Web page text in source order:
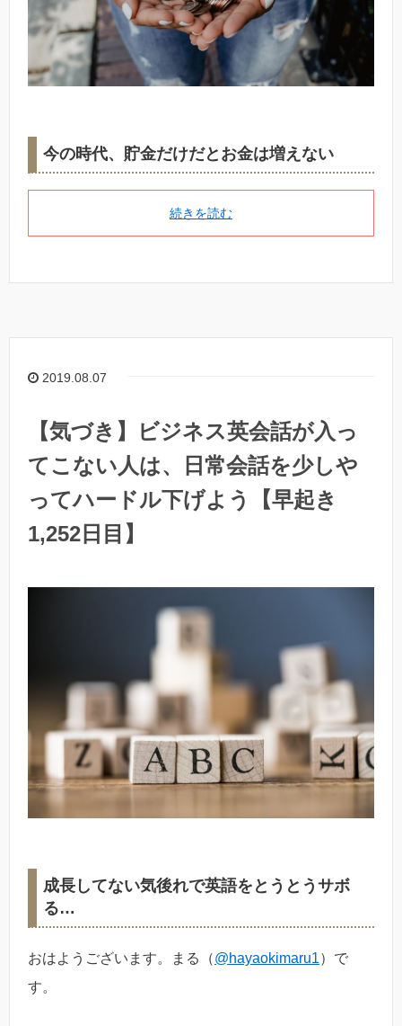
今の時代、貯金だけだとお金は増えない
続きを読む
2019.08.07
【気づき】ビジネス英会話が入っ
てこない人は、日常会話を少しや
ってハードル下げよう【早起き
1,252日目】
成長してない気後れで英語をとうとうサボ
る…
おはようございます。まる（@hayaokimaru1）で
す。